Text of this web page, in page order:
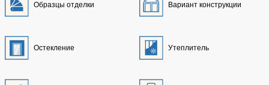
Образцы отделки Вариант конструкции
Остекление Утеплитель